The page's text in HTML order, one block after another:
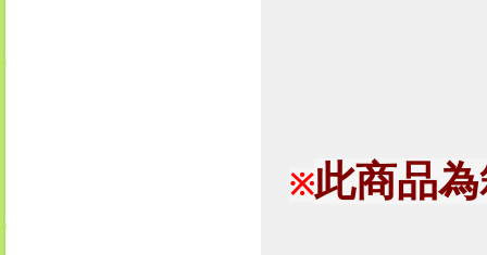
※此商品